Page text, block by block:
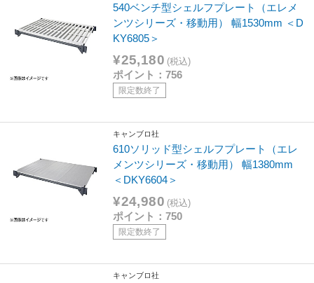
540ベンチ型シェルフプレート（エレメ
ンツシリーズ・移動用） 幅1530mm ＜D
KY6805＞
¥25,180 (税込)
ポイント：756
限定数終了
キャンブロ社
610ソリッド型シェルフプレート（エレ
メンツシリーズ・移動用） 幅1380mm
＜DKY6604＞
¥24,980 (税込)
ポイント：750
限定数終了
キャンブロ社